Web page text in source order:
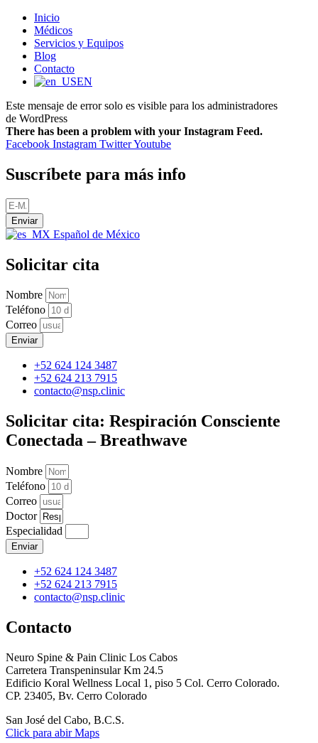
Inicio
Médicos
Servicios y Equipos
Blog
Contacto
EN
Este mensaje de error solo es visible para los administradores
de WordPress
There has been a problem with your Instagram Feed.
Facebook Instagram TwitterYoutube
Suscríbete para más info
Enviar
Español de México
Solicitar cita
Nombre
Teléfono
Correo
Enviar
+52 624 124 3487
+52 624 213 7915
contacto@nsp.clinic
Solicitar cita: Respiración Consciente
Conectada – Breathwave
Nombre
Teléfono
Correo
Doctor
Especialidad
Enviar
+52 624 124 3487
+52 624 213 7915
contacto@nsp.clinic
Contacto
Neuro Spine & Pain Clinic Los Cabos
Carretera Transpeninsular Km 24.5
Edificio Koral Wellness Local 1, piso 5 Col. Cerro Colorado.
CP. 23405, Bv. Cerro Colorado
San José del Cabo, B.C.S.
Click para abir Maps